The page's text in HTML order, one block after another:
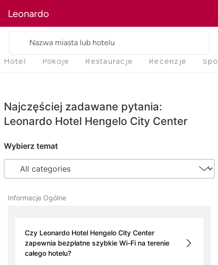
Leonardo
Nazwa miasta lub hotelu
Hotel Pokoje Restauracje Recenzje
Najczęściej zadawane pytania:
Leonardo Hotel Hengelo City Center
Wybierz temat
Informacje Ogólne
Czy Leonardo Hotel Hengelo City Center
zapewnia bezpłatne szybkie Wi-Fi na terenie
całego hotelu?